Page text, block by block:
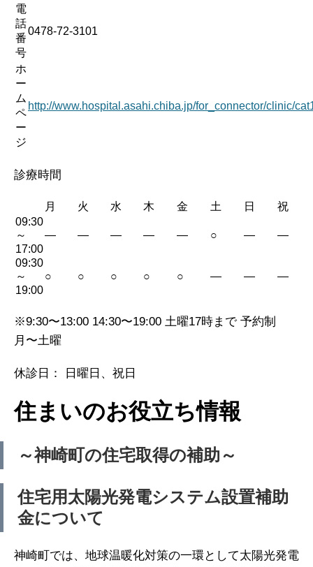
電
話
番
号
0478-72-3101
ホ
ー
ム
ペ
ー
ジ
http://www.hospital.asahi.chiba.jp/for_connector/clinic/
診療時間
月 火 水 木 金 土 日
祝
09:30
～
17:00
— — — — — ○ — —
09:30
～
19:00
○ ○ ○ ○ ○ — — —
※9:30〜13:00 14:30〜19:00 土曜17時まで 予約制
月〜土曜
休診日： 日曜日、祝日
住まいのお役立ち情報
～神崎町の住宅取得の補助～
住宅用太陽光発電システム設置補助
金について
神崎町では、地球温暖化対策の一環として太陽光発電